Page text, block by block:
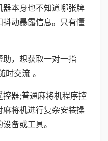
本身也不知道哪张牌
动暴露信息。只有懂
，想获取一对一指
交流 。
器;普通麻将机程序控
将机进行复杂安装操
备或工具。